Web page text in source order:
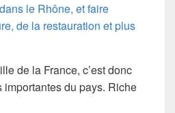
le Rhône, et faire
de la restauration et plus
de la France, c’est donc
importantes du pays. Riche